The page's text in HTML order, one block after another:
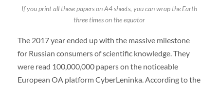
If you print all these papers on A4 sheets, you can wrap the Earth
three times on the equator
The 2017 year ended up with the massive milestone
for Russian consumers of scientific knowledge. They
were read 100,000,000 papers on the noticeable
European OA platform CyberLeninka. According to the